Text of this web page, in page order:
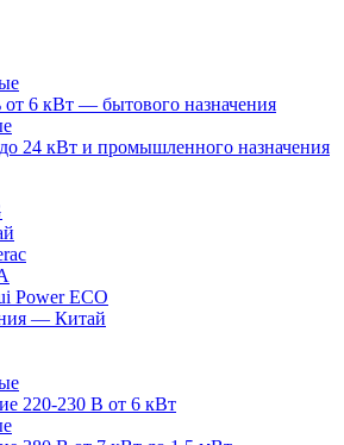
6 кВт — бытового назначения
24 кВт и промышленного назначения
Power ECO
— Китай
220-230 В от 6 кВт